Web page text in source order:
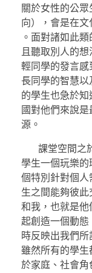
關於女性的公
向），會是在
。面對諸如此
且聽取別人的
輕同學的發言
長同學的智慧以
的學生也急於
國對他們來說
源。
課堂空間之於
學生一個玩樂
個特別針對個
生之間能夠彼
和我，也就是
起創造一個動態
時反映出我們所
雖然所有的學
於家庭、社會角